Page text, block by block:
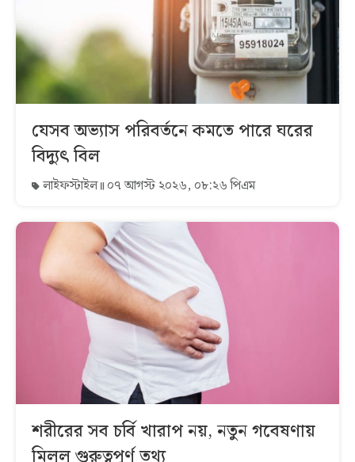
যেসব অভ্যাস পরিবর্তনে কমতে পারে ঘরের
বিদ্যুৎ বিল
লাইফস্টাইল ০৭ আগস্ট ২০২৬, ০৮:২৬ পিএম
শরীরের সব চর্বি খারাপ নয়, নতুন গবেষণায়